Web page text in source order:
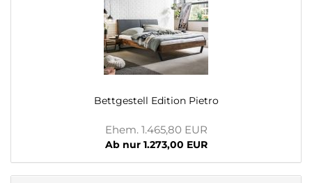
Bettgestell Edition Pietro
Ehem. 1.465,80 EUR
Ab nur 1.273,00 EUR